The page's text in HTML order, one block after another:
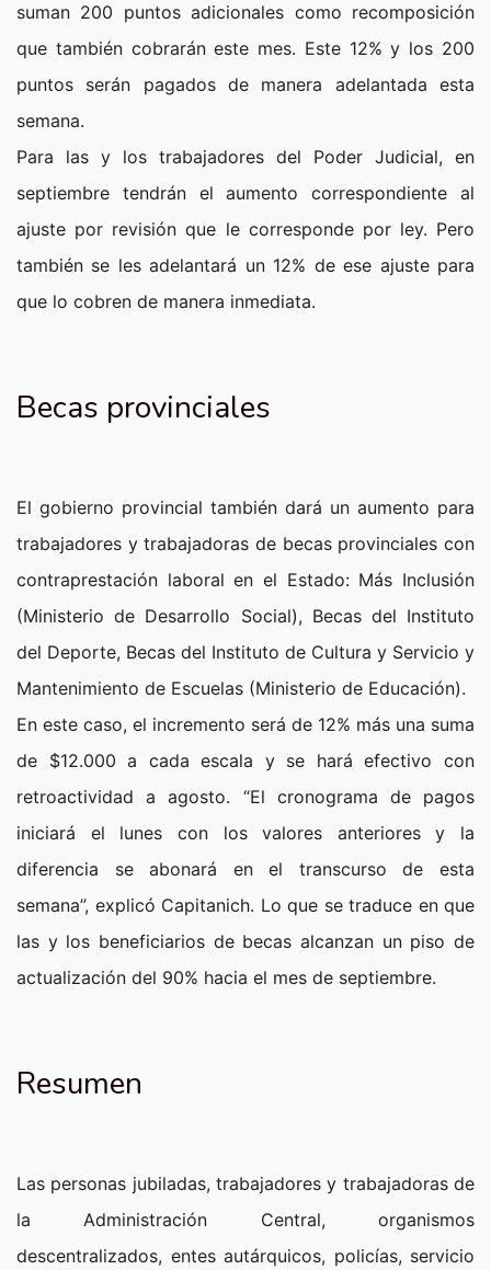
suman 200 puntos adicionales como recomposición
que también cobrarán este mes. Este 12% y los 200
puntos serán pagados de manera adelantada esta
semana.
Para las y los trabajadores del Poder Judicial, en
septiembre tendrán el aumento correspondiente al
ajuste por revisión que le corresponde por ley. Pero
también se les adelantará un 12% de ese ajuste para
que lo cobren de manera inmediata.
Becas provinciales
El gobierno provincial también dará un aumento para
trabajadores y trabajadoras de becas provinciales con
contraprestación laboral en el Estado: Más Inclusión
(Ministerio de Desarrollo Social), Becas del Instituto
del Deporte, Becas del Instituto de Cultura y Servicio y
Mantenimiento de Escuelas (Ministerio de Educación).
En este caso, el incremento será de 12% más una suma
de $12.000 a cada escala y se hará efectivo con
retroactividad a agosto. “El cronograma de pagos
iniciará el lunes con los valores anteriores y la
diferencia se abonará en el transcurso de esta
semana”, explicó Capitanich. Lo que se traduce en que
las y los beneficiarios de becas alcanzan un piso de
actualización del 90% hacia el mes de septiembre.
Resumen
Las personas jubiladas, trabajadores y trabajadoras de
la Administración Central, organismos
descentralizados, entes autárquicos, policías, servicio